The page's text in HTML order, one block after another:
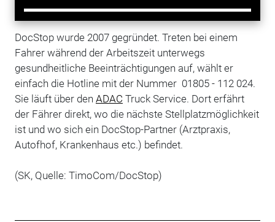
ganz hinter dieser sinnvollen Organisation".
DocStop wurde 2007 gegründet. Treten bei einem
Fahrer während der Arbeitszeit unterwegs
gesundheitliche Beeinträchtigungen auf, wählt er
einfach die Hotline mit der Nummer 01805 - 112 024.
Sie läuft über den ADAC Truck Service. Dort erfährt
der Fährer direkt, wo die nächste Stellplatzmöglichkeit
ist und wo sich ein DocStop-Partner (Arztpraxis,
Autofhof, Krankenhaus etc.) befindet.
(SK, Quelle: TimoCom/DocStop)